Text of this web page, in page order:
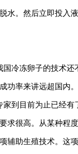
。然后立即投入
冷冻卵子的技术还
功率来讲远超国内。
到目前为止已经有
很高。从某种程
助生殖技术。